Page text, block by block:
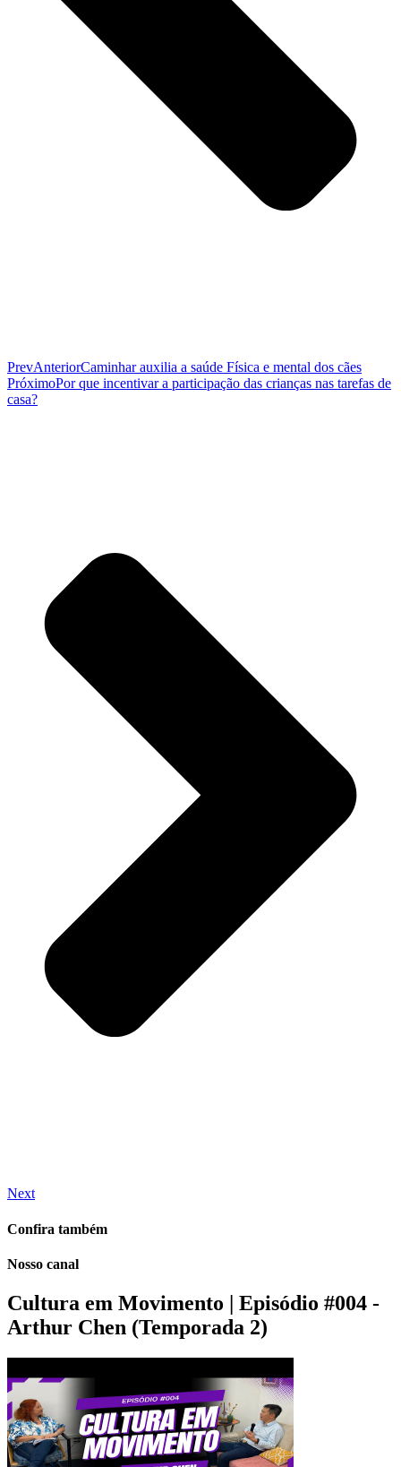
PrevAnteriorCaminhar auxilia a saúde Física e mental dos cães
PróximoPor que incentivar a participação das crianças nas tarefas de
casa?
Next
Confira também
Nosso canal
Cultura em Movimento | Episódio #004 -
Arthur Chen (Temporada 2)